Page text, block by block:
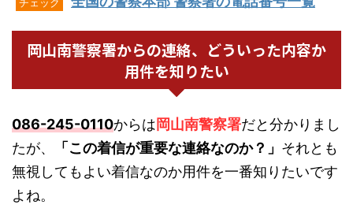
チェック
岡山南警察署からの連絡、どういった内容か
用件を知りたい
086-245-0110からは岡山南警察署だと分かりまし
たが、
「この着信が重要な連絡なのか？」 それとも
無視してもよい着信なのか用件を一番知りたいです
よね。